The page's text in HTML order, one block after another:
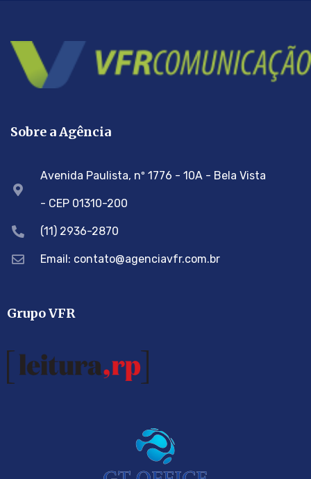
Sobre a Agência
Avenida Paulista, nº 1776 - 10A - Bela Vista
- CEP 01310-200
(11) 2936-2870
Email: contato@agenciavfr.com.br
Grupo VFR